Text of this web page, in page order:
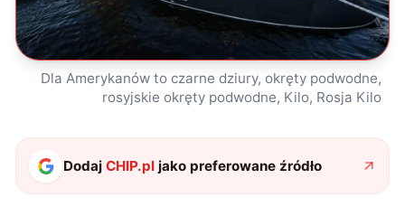
Dla Amerykanów to czarne dziury, okręty podwodne,
rosyjskie okręty podwodne, Kilo, Rosja Kilo
DodajCHIP.pl jako preferowane źródło